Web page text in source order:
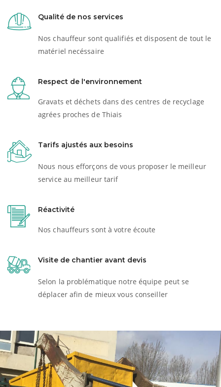
Qualité de nos services
Nos chauffeur sont qualifiés et disposent de tout le
matériel necéssaire
Respect de l'environnement
Gravats et déchets dans des centres de recyclage
agrées proches de Thiais
Tarifs ajustés aux besoins
Nous nous efforçons de vous proposer le meilleur
service au meilleur tarif
Réactivité
Nos chauffeurs sont à votre écoute
Visite de chantier avant devis
Selon la problématique notre équipe peut se
déplacer afin de mieux vous conseiller